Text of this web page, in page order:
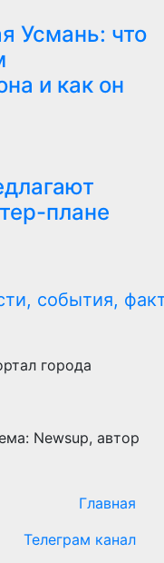
Усмань: что
и как он
плане
города
Newsup, автор
Главная
Телеграм канал